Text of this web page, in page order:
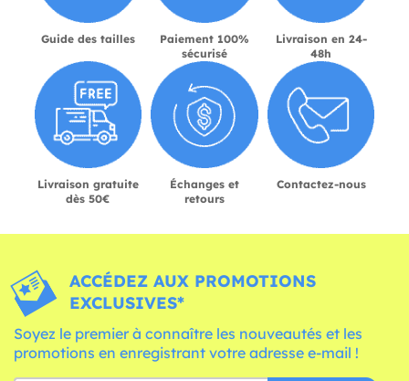
Guide des tailles
Paiement 100%
sécurisé
Livraison en 24-
48h
Livraison gratuite
dès 50€
Échanges et
retours
Contactez-nous
ACCÉDEZ AUX PROMOTIONS
EXCLUSIVES*
Soyez le premier à connaître les nouveautés et les
promotions en enregistrant votre adresse e-mail !